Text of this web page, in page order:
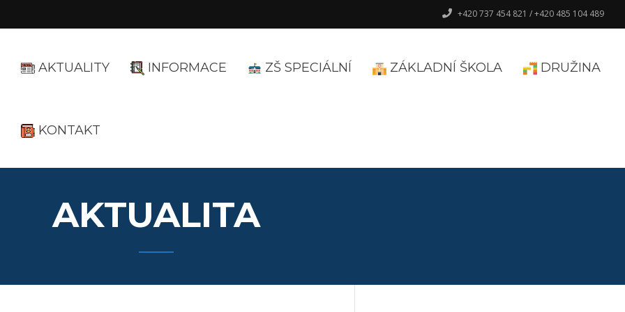
+420 737 454 821 / +420 485 104 489
AKTUALITY INFORMACE ZŠ SPECIÁLNÍ ZÁKLADNÍ ŠKOLA DRUŽINA
KONTAKT
AKTUALITA